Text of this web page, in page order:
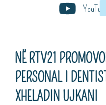
YouTube
NË RTV21
PERSONAL I
XHELADIN UJKANI